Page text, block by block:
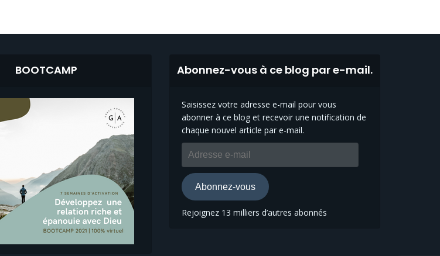
BOOTCAMP Abonnez-vous à ce blog par e-mail.
Saisissez votre adresse e-mail pour vous
abonner à ce blog et recevoir une notification de
chaque nouvel article par e-mail.
Adresse
e-
mail
Abonnez-vous
Rejoignez 13 milliers d’autres abonnés